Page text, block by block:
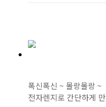
폭신폭신 ~ 몰랑몰랑 ~
전자렌지로 간단하게